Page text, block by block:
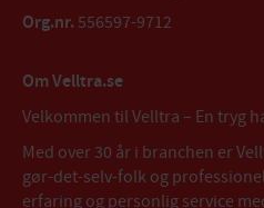
Org.nr. 556597-9712
Om Velltra.se
Velkommen til Velltra – En tryg
Med over 30 år i branchen er
gør-det-selv-folk og
erfaring og personlig service